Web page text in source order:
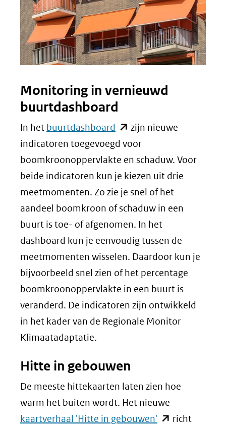
Monitoring in vernieuwd
buurtdashboard
In het buurtdashboard (opent
in
nieuw
venster)
(verwijst
naar
een
andere
website)
zijn nieuwe
indicatoren toegevoegd voor
boomkroonoppervlakte en schaduw. Voor
beide indicatoren kun je kiezen uit drie
meetmomenten. Zo zie je snel of het
aandeel boomkroon of schaduw in een
buurt is toe- of afgenomen. In het
dashboard kun je eenvoudig tussen de
meetmomenten wisselen. Daardoor kun je
bijvoorbeeld snel zien of het percentage
boomkroonoppervlakte in een buurt is
veranderd. De indicatoren zijn ontwikkeld
in het kader van de Regionale Monitor
Klimaatadaptatie.
Hitte in gebouwen
De meeste hittekaarten laten zien hoe
warm het buiten wordt. Het nieuwe
kaartverhaal 'Hitte in gebouwen' (opent
richt